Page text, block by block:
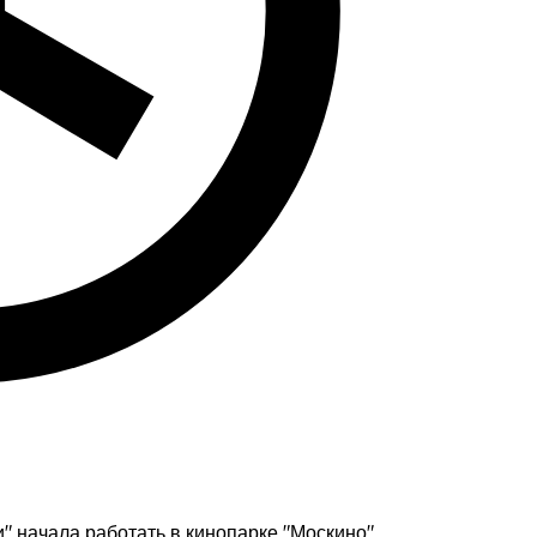
работать в кинопарке "Москино".